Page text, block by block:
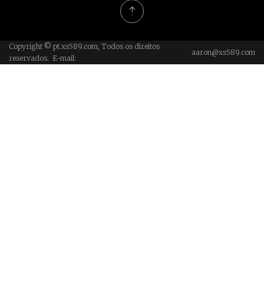
Copyright © pt.xs589.com, Todos os direitos
reservados. E-mail:
aaron@xs589.com